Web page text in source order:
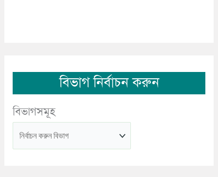
বিভাগ নির্বাচন করুন
বিভাগসমূহ